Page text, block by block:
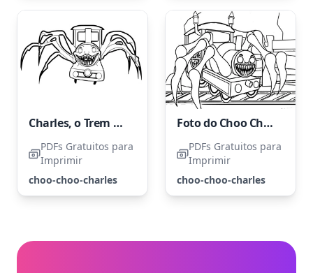
Charles, o Trem Monstro
PDFs Gratuitos para
Imprimir
choo-choo-charles
Foto do Choo Choo Charles
PDFs Gratuitos para
Imprimir
choo-choo-charles